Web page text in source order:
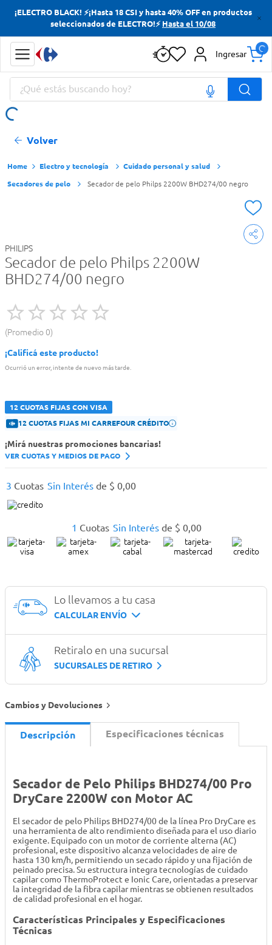
¡ELECTRO BLACK! ⚡¡Hasta 18 CSI y hasta 40% OFF en productos
seleccionados de ELECTRO!⚡ Hasta el 10/08
Ingresar
¿Qué estás buscando hoy?
Volver
Electro y tecnología
Cuidado personal y salud
Secadores de pelo
Secador de pelo Philps 2200W BHD274/00 negro
PHILIPS
Secador de pelo Philps 2200W
BHD274/00 negro
Promedio 0
¡Calificá este producto!
Ocurrió un error, intente de nuevo más tarde.
12 CUOTAS FIJAS CON VISA
12 CUOTAS FIJAS MI CARREFOUR CRÉDITO
¡Mirá nuestras promociones bancarias!
VER CUOTAS Y MEDIOS DE PAGO
1 Cuotas Sin Interés de $ 0,00
3 Cuotas Sin Interés de $ 0,00
Lo llevamos a tu casa
CALCULAR ENVÍO
Retiralo en una sucursal
SUCURSALES DE RETIRO
Cambios y Devoluciones
Descripción Especificaciones técnicas
Secador de Pelo Philips BHD274/00 Pro
DryCare 2200W con Motor AC
El secador de pelo Philips BHD274/00 de la línea Pro DryCare es
una herramienta de alto rendimiento diseñada para el uso diario
exigente. Equipado con un motor de corriente alterna (AC)
profesional, este dispositivo alcanza velocidades de aire de
hasta 130 km/h, permitiendo un secado rápido y una fijación de
peinado precisa. Su estructura integra tecnologías de cuidado
capilar como ThermoProtect e Ionic Care, orientadas a preservar
la integridad de la fibra capilar mientras se obtienen resultados
de calidad profesional en el hogar.
Características Principales y Especificaciones
Técnicas
Términos más buscados
Yerba
Cerveza
Doves
Términos más buscados
Yerba
Cerveza
Doves
Papas Fritas